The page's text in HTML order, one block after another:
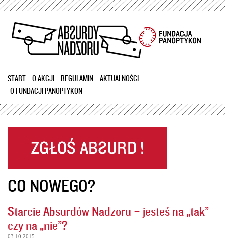
Przejdź
treści
START O AKCJI REGULAMIN
AKTUALNOŚCI
O FUNDACJI PANOPTYKON
CO NOWEGO?
Starcie Absurdów Nadzoru – jesteś na „tak”
czy na „nie”?
03.10.2015